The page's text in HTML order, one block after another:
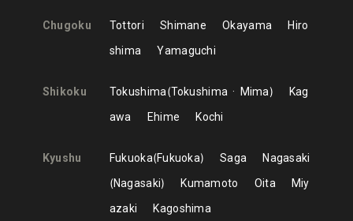
Chugoku Tottori Shimane Okayama
Hiro
shima
Yamaguchi
Shikoku Tokushima Tokushima Mima
Kag
awa
Ehime Kochi
Kyushu Fukuoka Fukuoka Saga
Nagasaki
Nagasaki
Kumamoto Oita
Miy
azaki
Kagoshima